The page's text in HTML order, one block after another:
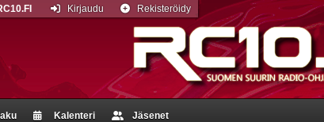
Kalenteri Jäsenet
Kirjaudu Rekisteröidy